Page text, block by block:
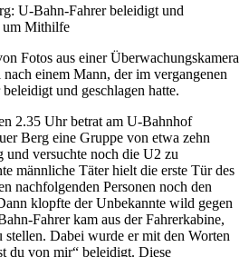
U-Bahn-Fahrer beleidigt und
um Mithilfe
Fotos aus einer Überwachungskamera
einem Mann, der im vergangenen
und geschlagen hatte.
2.35 Uhr betrat am U-Bahnhof
Berg eine Gruppe von etwa zehn
und versuchte noch die U2 zu
männliche Täter hielt die erste Tür des
nachfolgenden Personen noch den
klopfte der Unbekannte wild gegen
Fahrer kam aus der Fahrerkabine,
stellen. Dabei wurde er mit den Worten
du von mir“ beleidigt. Diese